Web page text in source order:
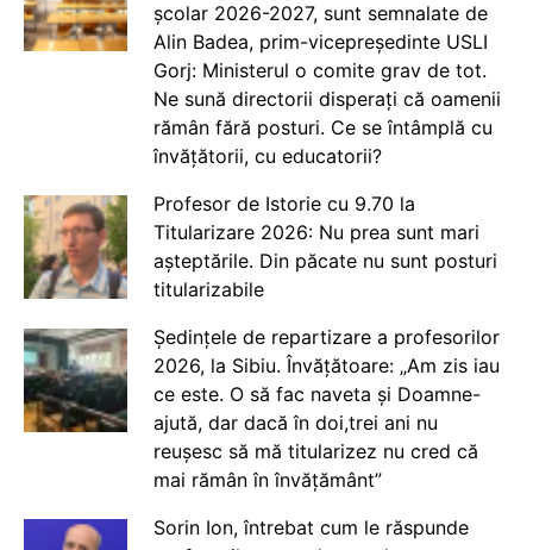
școlar 2026-2027, sunt semnalate de
Alin Badea, prim-vicepreședinte USLI
Gorj: Ministerul o comite grav de tot.
Ne sună directorii disperați că oamenii
rămân fără posturi. Ce se întâmplă cu
învățătorii, cu educatorii?
Profesor de Istorie cu 9.70 la
Titularizare 2026: Nu prea sunt mari
așteptările. Din păcate nu sunt posturi
titularizabile
Ședințele de repartizare a profesorilor
2026, la Sibiu. Învățătoare: „Am zis iau
ce este. O să fac naveta și Doamne-
ajută, dar dacă în doi,trei ani nu
reușesc să mă titularizez nu cred că
mai rămân în învățământ”
Sorin Ion, întrebat cum le răspunde